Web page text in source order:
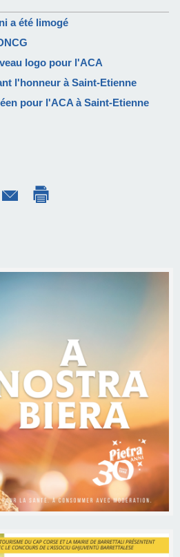
a été limogé
logo pour l'ACA
l'honneur à Saint-Etienne
pour l'ACA à Saint-Etienne